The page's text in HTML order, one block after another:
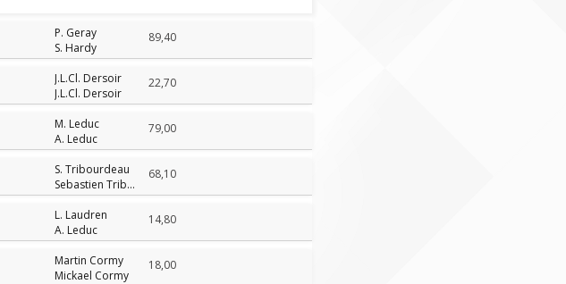
P. Geray
S. Hardy
89,40
J.L.Cl. Dersoir
J.L.Cl. Dersoir
22,70
M. Leduc
A. Leduc
79,00
S. Tribourdeau
Sebastien Tribourdeau
68,10
L. Laudren
A. Leduc
14,80
Martin Cormy
Mickael Cormy
18,00